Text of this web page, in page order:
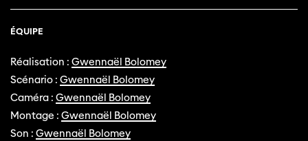
ÉQUIPE
Réalisation : Gwennaël Bolomey
Scénario : Gwennaël Bolomey
Caméra : Gwennaël Bolomey
Montage : Gwennaël Bolomey
Son : Gwennaël Bolomey